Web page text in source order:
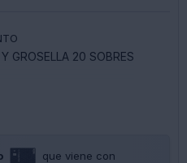
GROSELLA 20 SOBRES
que viene con